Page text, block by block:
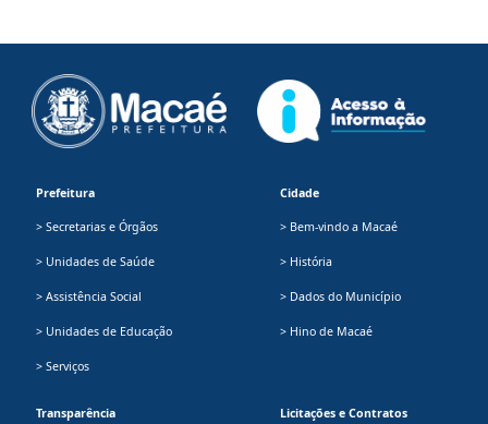
Prefeitura
> Secretarias e Órgãos
> Unidades de Saúde
> Assistência Social
> Unidades de Educação
> Serviços
Cidade
> Bem-vindo a Macaé
> História
> Dados do Município
> Hino de Macaé
Transparência Licitações e Contratos